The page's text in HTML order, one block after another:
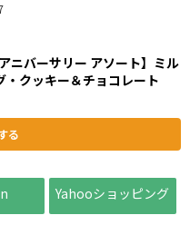
ニバーサリー アソート】ミル
・クッキー＆チョコレート
る
Yahooショッピング